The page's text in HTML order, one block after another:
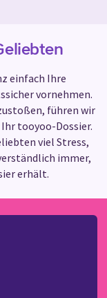
einfach Ihre
vornehmen.
führen wir
tooyoo-Dossier.
viel Stress,
immer,
erhält.